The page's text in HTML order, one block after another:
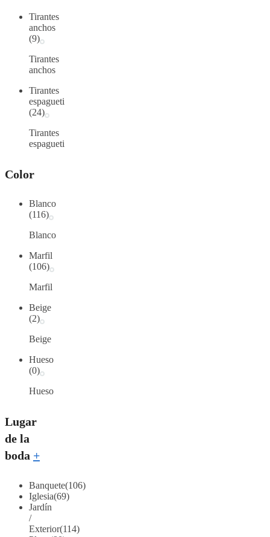
Tirantes
anchos
(9)
Tirantes
anchos
Tirantes
espagueti
(24)
Tirantes
espagueti
Color
Blanco
(116)
Blanco
Marfil
(106)
Marfil
Beige
(2)
Beige
Hueso
(0)
Hueso
Lugar
de la
boda +
Banquete(106)
Iglesia(69)
Jardín
/
Exterior(114)